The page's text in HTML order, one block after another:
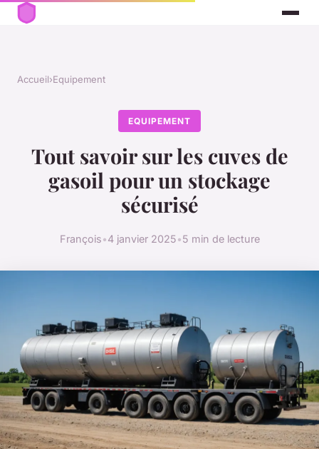
Accueil›Equipement
EQUIPEMENT
Tout savoir sur les cuves de
gasoil pour un stockage
sécurisé
François•4 janvier 2025•5 min de lecture